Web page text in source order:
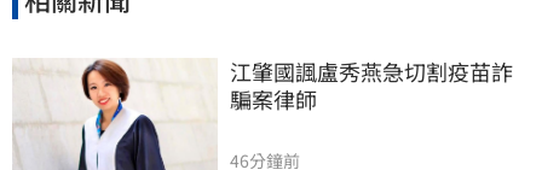
江肇國諷盧秀燕急切割疫苗詐
騙案律師
46分鐘前